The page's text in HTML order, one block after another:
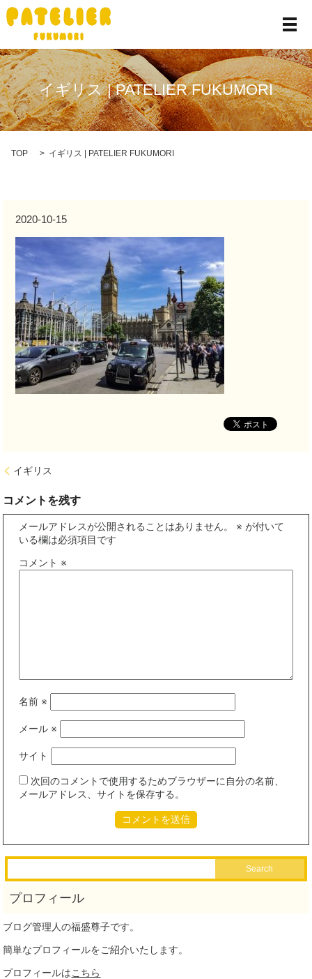
メ
イギリス | PATELIER FUKUMORI
TOP イギリス | PATELIER FUKUMORI
2020-10-15
イギリス
コメントを残す
メールアドレスが公開されることはありません。 ※ が付いて
いる欄は必須項目です
コメント ※
名前 ※
メール ※
サイト
次回のコメントで使用するためブラウザーに自分の名前、
メールアドレス、サイトを保存する。
ブログ管理人の福盛尊子です。
簡単なプロフィールをご紹介いたします。
プロフィールはこちら